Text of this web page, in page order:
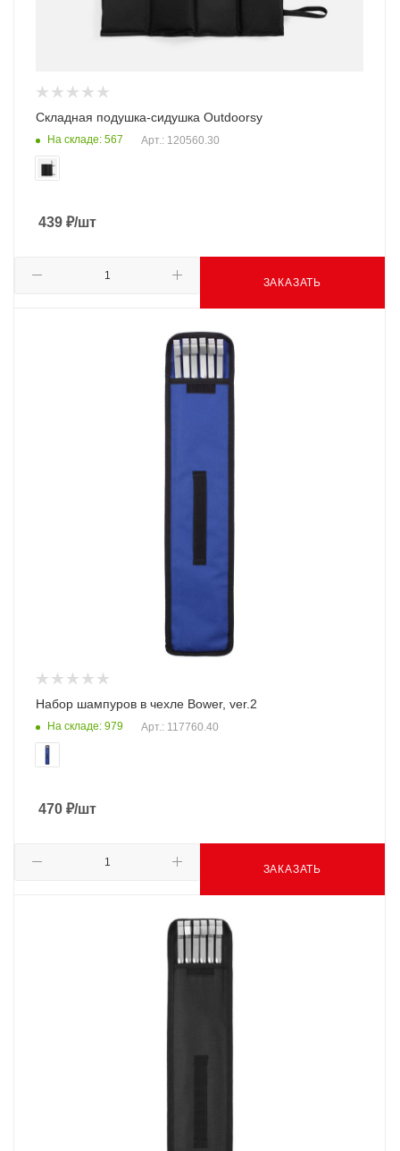
Складная подушка-сидушка Outdoorsy
На складе: 567 Арт.: 120560.30
439 ₽/шт
ЗАКАЗАТЬ
Набор шампуров в чехле Bower, ver.2
На складе: 979 Арт.: 117760.40
470 ₽/шт
ЗАКАЗАТЬ